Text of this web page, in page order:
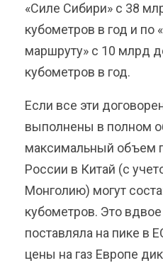
«Силе Сибири» с 38
кубометров в год и по
маршруту» с 10 млрд
кубометров в год.
Если все эти
выполнены в полном
максимальный объем
России в Китай (с
Монголию) могут
кубометров. Это
поставляла на пике в
цены на газ Европе